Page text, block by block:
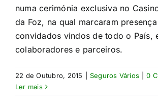
numa cerimónia exclusiva no
da Foz, na qual marcaram
convidados vindos de todo o País,
colaboradores e parceiros.
22 de Outubro, 2015 Seguros Vários
0
Ler mais